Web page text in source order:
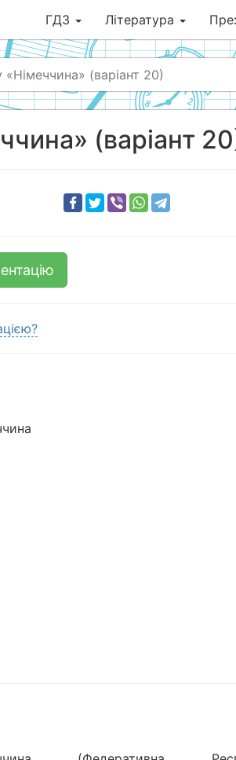
ГДЗ Література
(варіант 20)
(варіант